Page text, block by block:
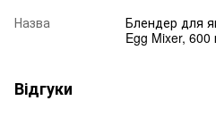
Назва
Блендер для
Egg Mixer, 600
Відгуки